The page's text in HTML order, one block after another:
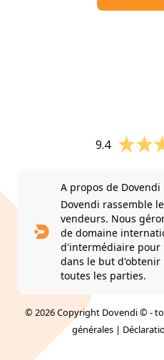
9.4
A propos de Dovendi
Dovendi rassemble
vendeurs. Nous
de domaine
d'intermédiaire pour
dans le but
toutes les parties.
© 2026 Copyright Dovendi © -
générales |